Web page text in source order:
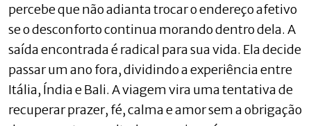
percebe que não adianta trocar o endereço afetivo
se o desconforto continua morando dentro dela. A
saída encontrada é radical para sua vida. Ela decide
passar um ano fora, dividindo a experiência entre
Itália, Índia e Bali. A viagem vira uma tentativa de
recuperar prazer, fé, calma e amor sem a obrigação